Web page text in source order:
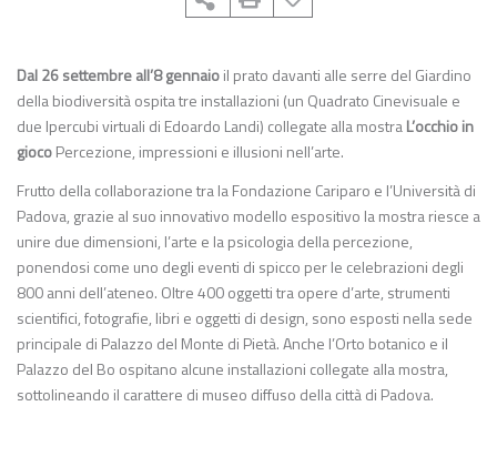
Dal 26 settembre all’8 gennaioil prato davanti alle serre del Giardino
della biodiversità ospita tre installazioni (un Quadrato Cinevisuale e
due Ipercubi virtuali di Edoardo Landi) collegate alla mostraL’occhio in
giocoPercezione, impressioni e illusioni nell’arte.
Frutto della collaborazione tra la Fondazione Cariparo e l’Università di
Padova, grazie al suo innovativo modello espositivo la mostra riesce a
unire due dimensioni, l’arte e la psicologia della percezione,
ponendosi come uno degli eventi di spicco per le celebrazioni degli
800 anni dell’ateneo. Oltre 400 oggetti tra opere d’arte, strumenti
scientifici, fotografie, libri e oggetti di design, sono esposti nella sede
principale di Palazzo del Monte di Pietà. Anche l’Orto botanico e il
Palazzo del Bo ospitano alcune installazioni collegate alla mostra,
sottolineando il carattere di museo diffuso della città di Padova.